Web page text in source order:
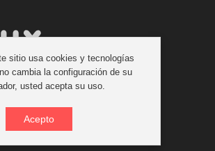
619 711 900
9:00 a 14:00 Tardes con cita previa
sitio usa cookies y tecnologías
cambia la configuración de su
usted acepta su uso.
Acepto